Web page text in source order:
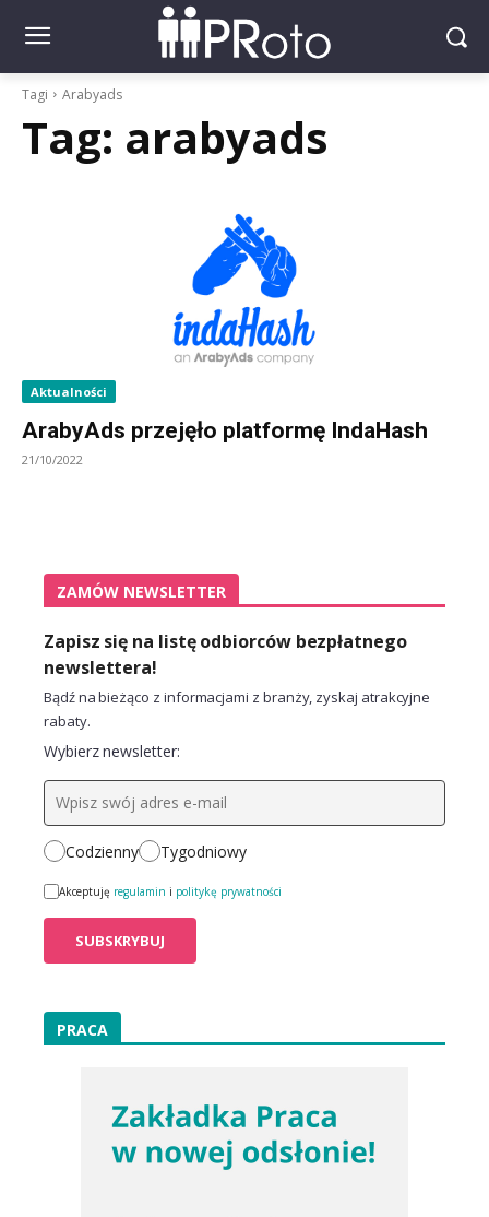
Tagi Arabyads
Tag: arabyads
Aktualności
ArabyAds przejęło platformę IndaHash
21/10/2022
ZAMÓW NEWSLETTER
Zapisz się na listę odbiorców bezpłatnego
newslettera!
Bądź na bieżąco z informacjami z branży, zyskaj atrakcyjne
rabaty.
Wybierz newsletter:
Codzienny Tygodniowy
Akceptuję regulamin i politykę prywatności
PRACA